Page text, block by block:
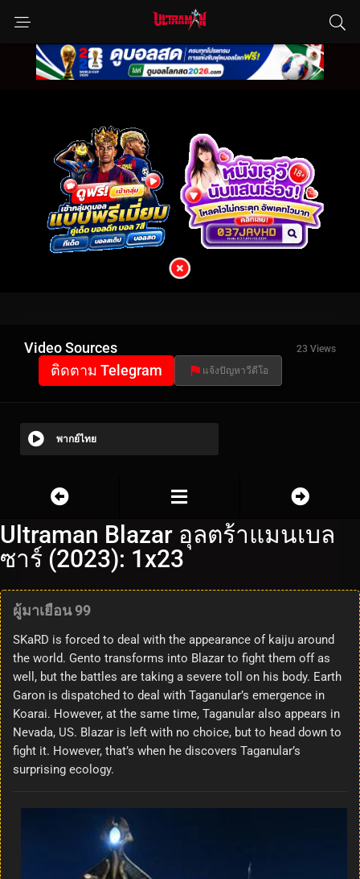
Video Sources 23 Views
ติดตาม Telegram แจ้งปัญหาวีดีโอ
พากย์ไทย
Ultraman Blazar อุลตร้าแมนเบล
ซาร์ (2023): 1x23
ผู้มาเยือน 99
SKaRD is forced to deal with the appearance of kaiju around
the world. Gento transforms into Blazar to fight them off as
well, but the battles are taking a severe toll on his body. Earth
Garon is dispatched to deal with Taganular’s emergence in
Koarai. However, at the same time, Taganular also appears in
Nevada, US. Blazar is left with no choice, but to head down to
fight it. However, that’s when he discovers Taganular’s
surprising ecology.